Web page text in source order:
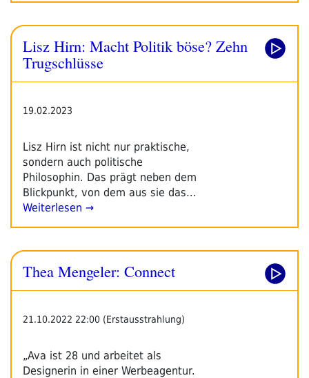
Lisz Hirn: Macht Politik böse? Zehn
Trugschlüsse
19.02.2023
Lisz Hirn ist nicht nur praktische,
sondern auch politische
Philosophin. Das prägt neben dem
Blickpunkt, von dem aus sie das…
Weiterlesen →
Thea Mengeler: Connect
21.10.2022 22:00 (Erstausstrahlung)
„Ava ist 28 und arbeitet als
Designerin in einer Werbeagentur.